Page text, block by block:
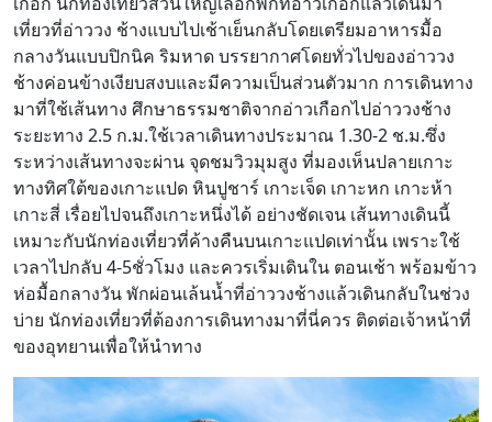
เที่ยวที่อ่าววง ช้างแบบไปเช้าเย็นกลับโดยเตรียมอาหารมื้อ
กลางวันแบบปิกนิค ริมหาด บรรยากาศโดยทั่วไปของอ่าววง
ช้างค่อนข้างเงียบสงบและมีความเป็นส่วนตัวมาก การเดินทาง
มาที่ใช้เส้นทาง ศึกษาธรรมชาติจากอ่าวเกือกไปอ่าววงช้าง
ระยะทาง 2.5 ก.ม.ใช้เวลาเดินทางประมาณ 1.30-2 ช.ม.ซึ่ง
ระหว่างเส้นทางจะผ่าน จุดชมวิวมุมสูง ที่มองเห็นปลายเกาะ
ทางทิศใต้ของเกาะแปด หินปูชาร์ เกาะเจ็ด เกาะหก เกาะห้า
เกาะสี่ เรื่อยไปจนถึงเกาะหนึ่งได้ อย่างชัดเจน เส้นทางเดินนี้
เหมาะกับนักท่องเที่ยวที่ค้างคืนบนเกาะแปดเท่านั้น เพราะใช้
เวลาไปกลับ 4-5ชั่วโมง และควรเริ่มเดินใน ตอนเช้า พร้อมข้าว
ห่อมื้อกลางวัน พักผ่อนเล้นน้ำที่อ่าววงช้างแล้วเดินกลับในช่วง
บ่าย นักท่องเที่ยวที่ต้องการเดินทางมาที่นี่ควร ติดต่อเจ้าหน้าที่
ของอุทยานเพื่อให้นำทาง